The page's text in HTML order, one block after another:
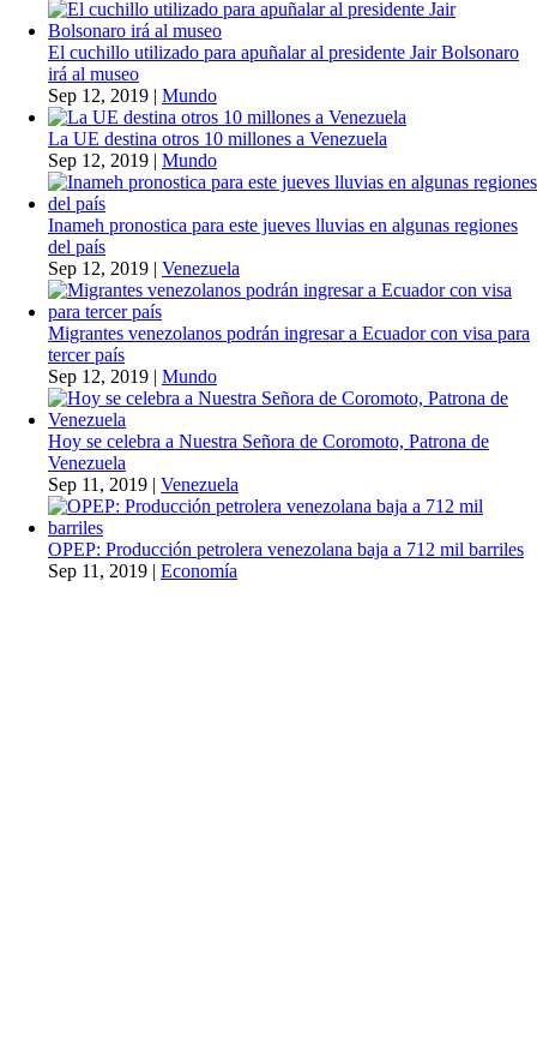
El cuchillo utilizado para apuñalar al presidente Jair Bolsonaro
irá al museo
Sep 12, 2019 | Mundo
La UE destina otros 10 millones a Venezuela
Sep 12, 2019 | Mundo
Inameh pronostica para este jueves lluvias en algunas regiones
del país
Sep 12, 2019 | Venezuela
Migrantes venezolanos podrán ingresar a Ecuador con visa para
tercer país
Sep 12, 2019 | Mundo
Hoy se celebra a Nuestra Señora de Coromoto, Patrona de
Venezuela
Sep 11, 2019 | Venezuela
OPEP: Producción petrolera venezolana baja a 712 mil barriles
Sep 11, 2019 | Economía